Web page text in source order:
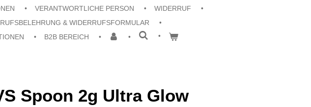
VERANTWORTLICHE PERSON
WIDERRUF
& WIDERRUFSFORMULAR
B2B BEREICH
Spoon 2g Ultra Glow